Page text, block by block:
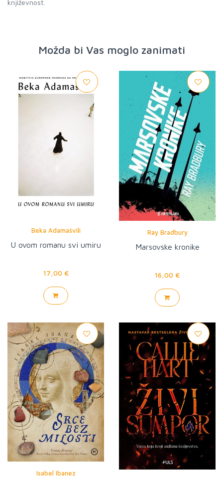
književnost.
Možda bi Vas moglo zanimati
Beka Adamašvili
U ovom romanu svi umiru
17,00 €
Ray Bradbury
Marsovske kronike
16,00 €
Isabel Ibanez